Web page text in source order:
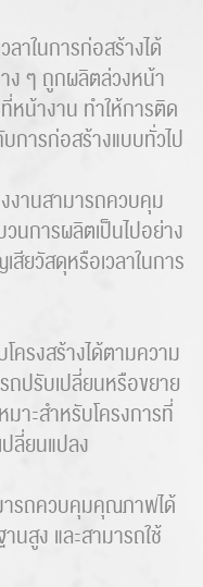
ลาในการก่อสร้างได้
ง ๆ ถูกผลิตล่วงหน้า
หน้างาน ทำให้การติด
บการก่อสร้างแบบทั่วไป
งานสามารถควบคุม
นการผลิตเป็นไปอย่าง
ยวัสดุหรือเวลาในการ
ครงสร้างได้ตามความ
ถปรับเปลี่ยนหรือขยาย
มาะสำหรับโครงการที่
ลี่ยนแปลง
ารถควบคุมคุณภาพได้
สูง และสามารถใช้